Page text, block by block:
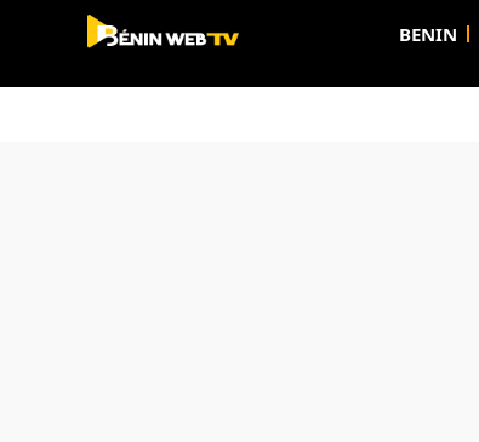
BENIN